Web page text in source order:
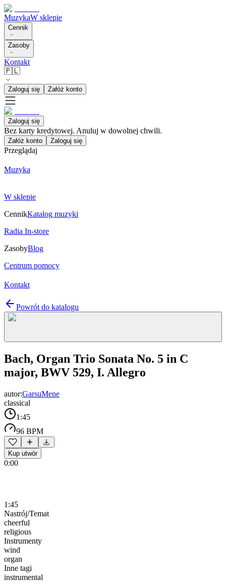
MuzykaW sklepie
Cennik
Zasoby
Kontakt
🇵🇱
Zaloguj się Załóż konto
Zaloguj się
Bez karty kredytowej. Anuluj w dowolnej chwili.
Załóż konto Zaloguj się
Przeglądaj
Muzyka
W sklepie
CennikKatalog muzyki
Radia In-store
ZasobyBlog
Centrum pomocy
Kontakt
Powrót do katalogu
Bach, Organ Trio Sonata No. 5 in C
major, BWV 529, I. Allegro
autor:GarsuMene
classical
1:45
96 BPM
Kup utwór
0:00
1:45
Nastrój/Temat
cheerful
religious
Instrumenty
wind
organ
Inne tagi
instrumental